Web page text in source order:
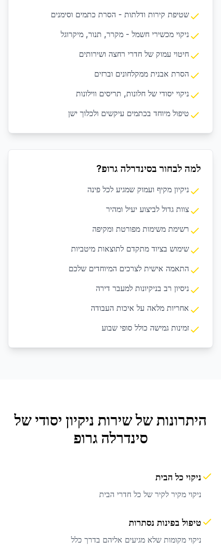
שטיפת קירות ודלתות - הסרת כתמים וסימנים
ניקוי מכשירי חשמל - מקרר, תנור, מיקרוגל
חיטוי עמוק של חדרי רחצה ושירותים
הסרת אבנית ממקלחונים וברזים
ניקוי יסודי של חלונות, תריסים ווילונות
טיפול מיוחד בכתמים עיקשים ולכלוך ישן
למה לבחור בסינדרלה גרופ?
ניקיון מקיף ועמוק שמגיע לכל פינה
צוות גדול לביצוע יעיל ומהיר
רשימת משימות מפורטת ומקיפה
שימוש בציוד מתקדם לתוצאות מיטביות
התאמה אישית לצרכים המיוחדים שלכם
ניסיון רב בניקיונות למעבר דירה
אחריות מלאה על איכות העבודה
זמינות גמישה כולל סופי שבוע
היתרונות של שירות ניקיון יסודישל
סינדרלה גרופ
ניקוי כל הבית
ניקוי מקיר לקיר של כל חדרי הבית
טיפול בפינות נסתרות
ניקוי מקומות שלא מגיעים אליהם בדרך כלל